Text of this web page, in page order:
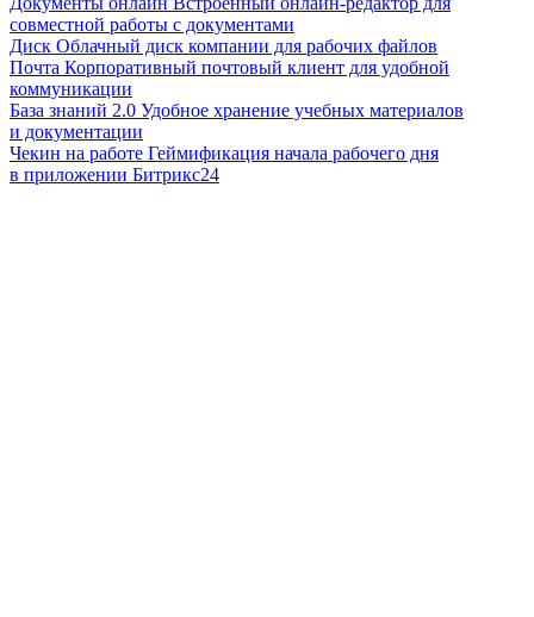
совместной работы с документами
Диск Облачный диск компании для рабочих файлов
Почта Корпоративный почтовый клиент для удобной
коммуникации
База знаний 2.0 Удобное хранение учебных материалов
и документации
Чекин на работе Геймификация начала рабочего дня
в приложении Битрикс24